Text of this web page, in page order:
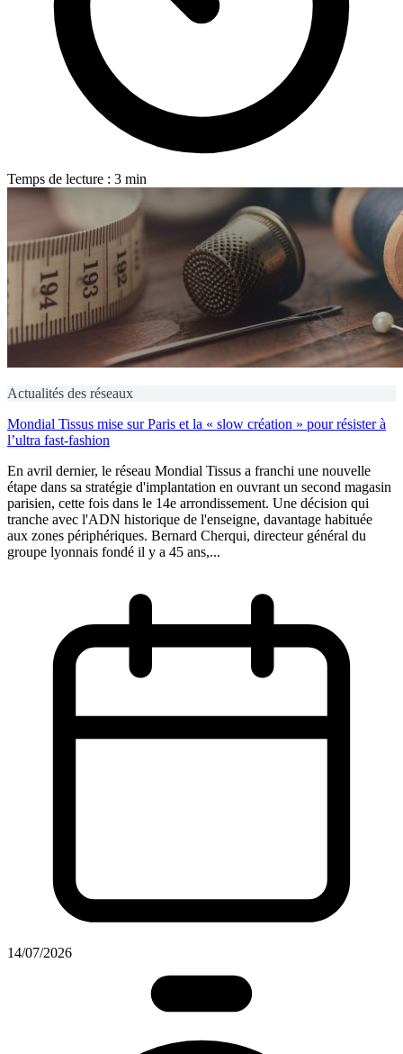
Temps de lecture : 3 min
Actualités des réseaux
Mondial Tissus mise sur Paris et la « slow création » pour résister à
l’ultra fast-fashion
En avril dernier, le réseau Mondial Tissus a franchi une nouvelle
étape dans sa stratégie d'implantation en ouvrant un second magasin
parisien, cette fois dans le 14e arrondissement. Une décision qui
tranche avec l'ADN historique de l'enseigne, davantage habituée
aux zones périphériques. Bernard Cherqui, directeur général du
groupe lyonnais fondé il y a 45 ans,...
14/07/2026